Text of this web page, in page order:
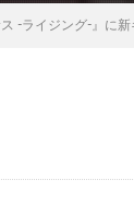
-ライジング-』に